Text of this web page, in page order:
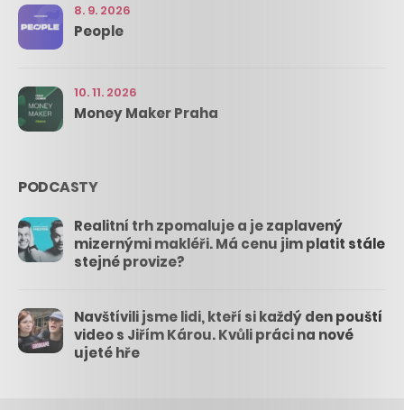
8. 9. 2026
People
10. 11. 2026
Money Maker Praha
PODCASTY
Realitní trh zpomaluje a je zaplavený
mizernými makléři. Má cenu jim platit stále
stejné provize?
Navštívili jsme lidi, kteří si každý den pouští
video s Jiřím Károu. Kvůli práci na nové
ujeté hře